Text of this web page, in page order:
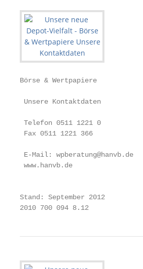
Börse & Wertpapiere
Unsere Kontaktdaten
Telefon 0511 1221 0
Fax 0511 1221 366
E-Mail: wpberatung@hanvb.de
www.hanvb.de
Stand: September 2012
2010 700 094 8.12